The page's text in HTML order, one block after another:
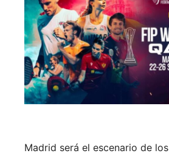
Madrid será el escenario de los